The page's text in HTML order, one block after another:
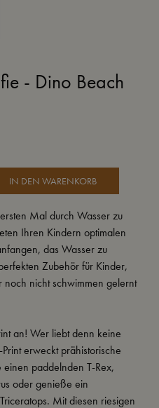
- Dino Beach
IN DEN WARENKORB
Mal durch Wasser zu
Ihren Kindern optimalen
das Wasser zu
Zubehör für Kinder,
nicht schwimmen gelernt
an! Wer liebt denn keine
erweckt prähistorische
paddelnden T-Rex,
oder genieße ein
Mit diesen riesigen